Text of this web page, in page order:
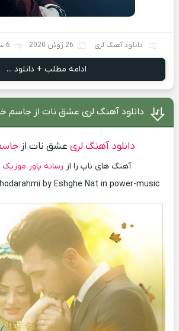
دانلود آهنگ لری 26 ژوئن 2020 6 سال پیش
ادامه مطلب + دانلود ...
دانلود آهنگ لری عشق نات از جاسم
دانلود آهنگ لری عشق نات از
آهنگ های ناپ را از رسانه پاور موزیک
by Eshghe Nat in power-music!~